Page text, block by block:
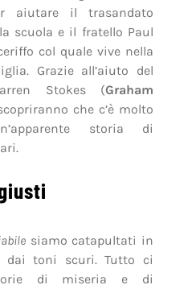
aiutare il trasandato
scuola e il fratello Paul
col quale vive nella
Grazie all’aiuto del
Stokes (Graham
che c’è molto
storia di
siamo catapultati in
dai toni scuri. Tutto ci
di miseria e di